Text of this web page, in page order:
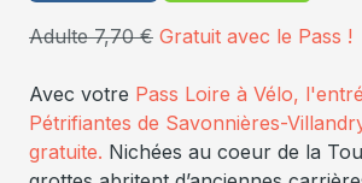
Adulte 7,70 € Gratuit avec le Pass !
Avec votre Pass Loire à Vélo,
Pétrifiantes de Savonnières-
gratuite. Nichées au coeur de la